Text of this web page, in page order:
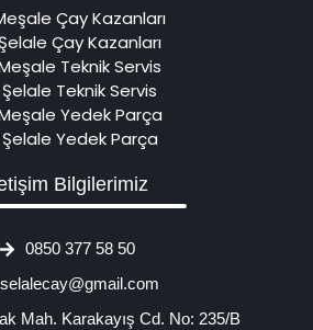
Çay Kazanları
Şelale Çay Kazanları
Teknik Servis
Şelale Teknik Servis
Yedek Parça
Şelale Yedek Parça
Bilgilerimiz
0850 377 58 50
selalecay@gmail.com
Mah. Karakayış Cd. No: 235/B